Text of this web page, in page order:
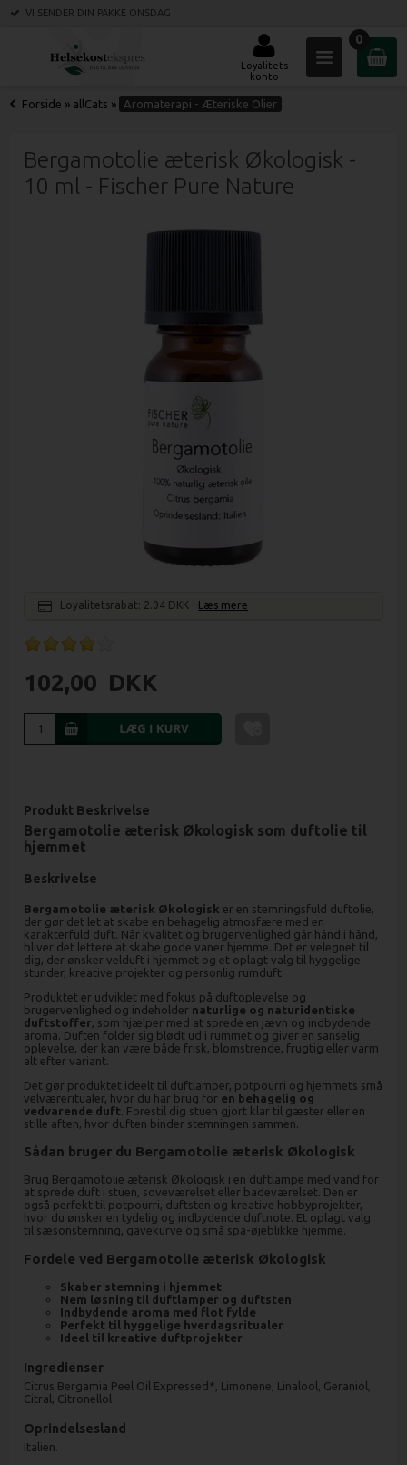
VI SENDER DIN PAKKE ONSDAG
0
Loyalitets
konto
Forside » allCats » Aromaterapi - Æteriske Olier
Bergamotolie æterisk Økologisk -
10 ml - Fischer Pure Nature
Loyalitetsrabat: 2.04 DKK - Læs mere
102,00 DKK
Produkt Beskrivelse
Bergamotolie æterisk Økologisk som duftolie til
hjemmet
Beskrivelse
Bergamotolie æterisk Økologisk er en stemningsfuld duftolie,
der gør det let at skabe en behagelig atmosfære med en
karakterfuld duft. Når kvalitet og brugervenlighed går hånd i hånd,
bliver det lettere at skabe gode vaner hjemme. Det er velegnet til
dig, der ønsker velduft i hjemmet og et oplagt valg til hyggelige
stunder, kreative projekter og personlig rumduft.
Produktet er udviklet med fokus på duftoplevelse og
brugervenlighed og indeholder naturlige og naturidentiske
duftstoffer, som hjælper med at sprede en jævn og indbydende
aroma. Duften folder sig blødt ud i rummet og giver en sanselig
oplevelse, der kan være både frisk, blomstrende, frugtig eller varm
alt efter variant.
Det gør produktet ideelt til duftlamper, potpourri og hjemmets små
velværeritualer, hvor du har brug for en behagelig og
vedvarende duft. Forestil dig stuen gjort klar til gæster eller en
stille aften, hvor duften binder stemningen sammen.
Sådan bruger du Bergamotolie æterisk Økologisk
Brug Bergamotolie æterisk Økologisk i en duftlampe med vand for
at sprede duft i stuen, soveværelset eller badeværelset. Den er
også perfekt til potpourri, duftsten og kreative hobbyprojekter,
hvor du ønsker en tydelig og indbydende duftnote. Et oplagt valg
til sæsonstemning, gavekurve og små spa-øjeblikke hjemme.
Fordele ved Bergamotolie æterisk Økologisk
Skaber stemning i hjemmet
Nem løsning til duftlamper og duftsten
Indbydende aroma med flot fylde
Perfekt til hyggelige hverdagsritualer
Ideel til kreative duftprojekter
Ingredienser
Citrus Bergamia Peel Oil Expressed*, Limonene, Linalool, Geraniol,
Citral, Citronellol
Oprindelsesland
Italien.